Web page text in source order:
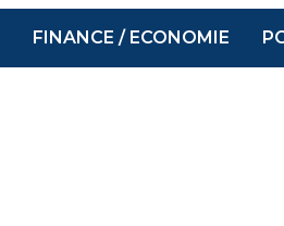
FINANCE / ECONOMIE